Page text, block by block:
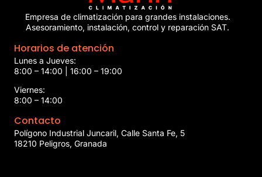
Empresa de climatización para grandes instalaciones.
Asesoramiento, instalación, control y reparación SAT.
Horarios de atención
Lunes a Jueves:
8:00 – 14:00 | 16:00 – 19:00
Viernes:
8:00 – 14:00
Contacto
Polígono Industrial Juncaril, Calle Santa Fe, 5
18210 Peligros, Granada